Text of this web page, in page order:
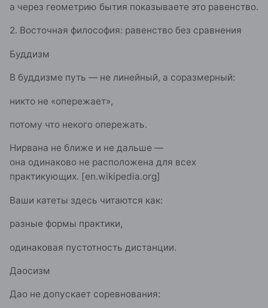
а через геометрию бытия показываете это равенство.
2. Восточная философия: равенство без сравнения
Буддизм
В буддизме путь — не линейный, а соразмерный:
никто не «опережает»,
потому что некого опережать.
Нирвана не ближе и не дальше —
она одинаково не расположена для всех
практикующих. [en.wikipedia.org]
Ваши катеты здесь читаются как:
разные формы практики,
одинаковая пустотность дистанции.
Даосизм
Дао не допускает соревнования: